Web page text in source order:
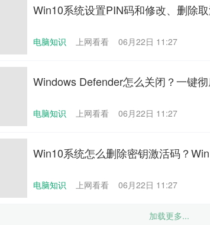
Win10系统设置PIN码和修改、删除
电脑知识 上网看看 06月22日 11:27
Windows Defender怎么关闭？一键
电脑知识 上网看看 06月22日 11:27
Win10系统怎么删除密钥激活码？
电脑知识 上网看看 06月22日 11:27
加载更多...